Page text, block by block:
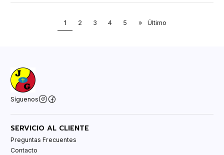
1 2 3 4 5 » Último
Síguenos
SERVICIO AL CLIENTE
Preguntas Frecuentes
Contacto